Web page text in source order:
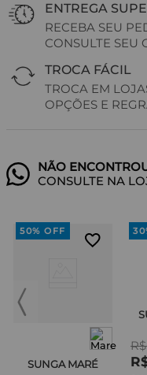
ENTREGA
RECEBA SEU
CONSULTE SEU
TROCA FÁCIL
TROCA EM
OPÇÕES E
CONSULTE NA
50% OFF
SUNGA MARÉ
R$